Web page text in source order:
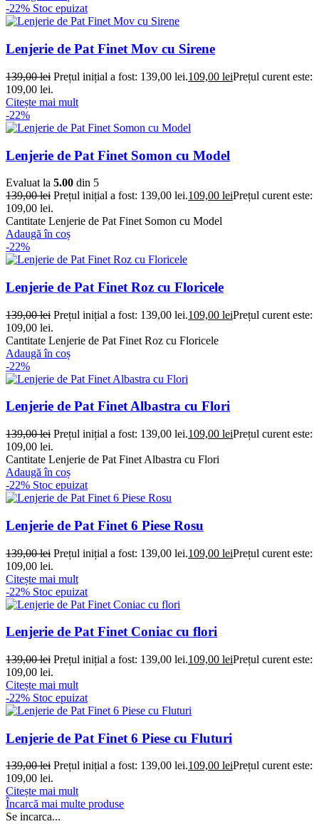
-22% Stoc epuizat
Lenjerie de Pat Finet Mov cu Sirene
139,00lei Prețul inițial a fost: 139,00 lei.109,00 leiPrețul curent este:
109,00 lei.
Citește mai mult
-22%
Lenjerie de Pat Finet Somon cu Model
Evaluat la 5.00 din 5
139,00lei Prețul inițial a fost: 139,00 lei.109,00 leiPrețul curent este:
109,00 lei.
Cantitate Lenjerie de Pat Finet Somon cu Model
Adaugă în coș
-22%
Lenjerie de Pat Finet Roz cu Floricele
139,00lei Prețul inițial a fost: 139,00 lei.109,00 leiPrețul curent este:
109,00 lei.
Cantitate Lenjerie de Pat Finet Roz cu Floricele
Adaugă în coș
-22%
Lenjerie de Pat Finet Albastra cu Flori
139,00lei Prețul inițial a fost: 139,00 lei.109,00 leiPrețul curent este:
109,00 lei.
Cantitate Lenjerie de Pat Finet Albastra cu Flori
Adaugă în coș
-22% Stoc epuizat
Lenjerie de Pat Finet 6 Piese Rosu
139,00lei Prețul inițial a fost: 139,00 lei.109,00 leiPrețul curent este:
109,00 lei.
Citește mai mult
-22% Stoc epuizat
Lenjerie de Pat Finet Coniac cu flori
139,00lei Prețul inițial a fost: 139,00 lei.109,00 leiPrețul curent este:
109,00 lei.
Citește mai mult
-22% Stoc epuizat
Lenjerie de Pat Finet 6 Piese cu Fluturi
139,00lei Prețul inițial a fost: 139,00 lei.109,00 leiPrețul curent este:
109,00 lei.
Citește mai mult
Încarcă mai multe produse
Se incarca...